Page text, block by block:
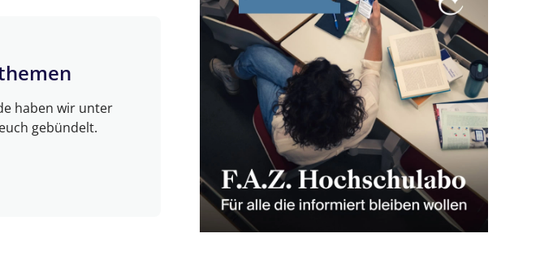
haben wir unter
gebündelt.